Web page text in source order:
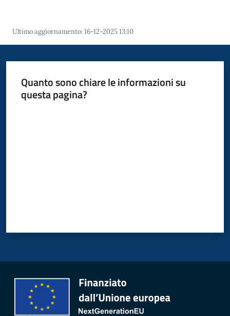
Ultimo aggiornamento:16-12-2025 13:10
Quanto sono chiare le informazioni su
questa pagina?